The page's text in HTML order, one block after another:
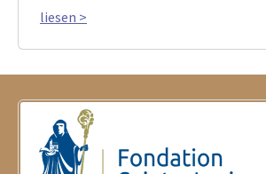
liesen >